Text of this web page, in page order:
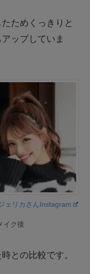
ためくっきりと
ップしていま
ェリカさんInstagram
イク後
との比較です。